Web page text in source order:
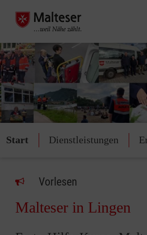
Start Dienstleistungen
Vorlesen
Malteser in Lingen